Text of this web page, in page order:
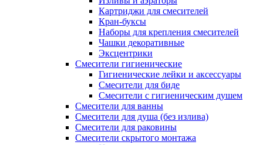
Картриджи для смесителей
Кран-буксы
Наборы для крепления смесителей
Чашки декоративные
Эксцентрики
Смесители гигиенические
Гигиенические лейки и аксессуары
Смесители для биде
Смесители с гигиеническим душем
Смесители для ванны
Смесители для душа (без излива)
Смесители для раковины
Смесители скрытого монтажа